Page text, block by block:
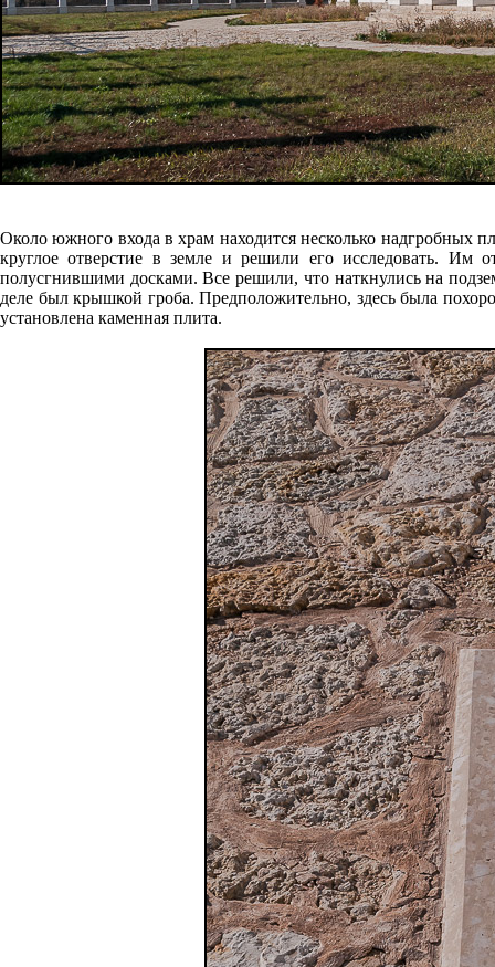
Около южного входа в храм находится несколько надгробных
круглое отверстие в земле и решили его исследовать.
полусгнившими досками. Все решили, что наткнулись на
деле был крышкой гроба. Предположительно, здесь была
установлена каменная плита.